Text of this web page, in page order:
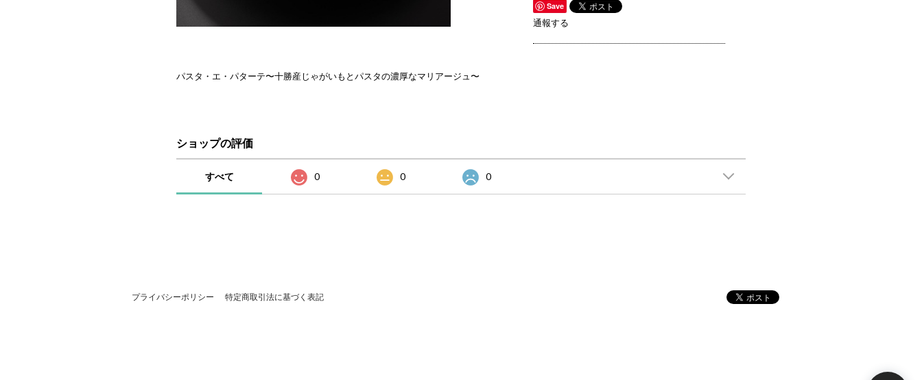
パスタ・エ・パターテ〜十勝産じゃがいもとパスタの濃厚なマリアージュ〜
Save
通報する
ショップの評価
すべて 0 0 0
プライバシーポリシー 特定商取引法に基づく表記